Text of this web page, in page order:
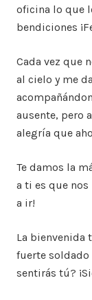
oficina lo que
bendiciones
Cada vez que
al cielo y me
ausente, pero
alegría que
Te damos la
a ti es que nos
a ir!
La bienvenida
fuerte soldado
sentirás tú?